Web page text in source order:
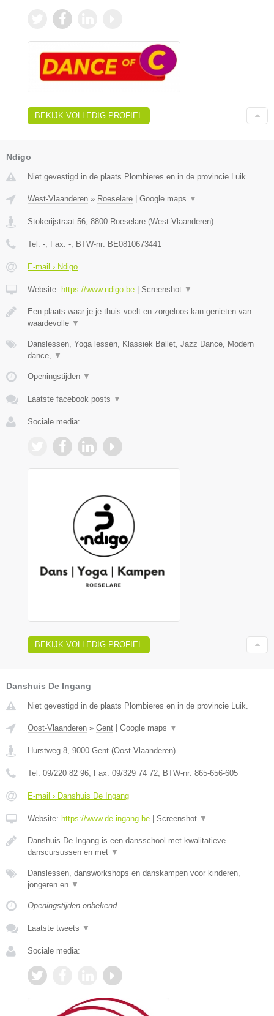
BEKIJK VOLLEDIG PROFIEL
Ndigo
Niet gevestigd in de plaats Plombieres en in de provincie Luik.
West-Vlaanderen » Roeselare Google maps ▼
Stokerijstraat 56 8800 Roeselare (West-Vlaanderen)
Tel: - , Fax: - , BTW-nr: BE0810673441
E-mail › Ndigo
Website: https://www.ndigo.be Screenshot ▼
Een plaats waar je je thuis voelt en zorgeloos kan genieten van
waardevolle ▼
Danslessen, Yoga lessen, Klassiek Ballet, Jazz Dance, Modern
dance,
▼
Openingstijden ▼
Laatste facebook posts ▼
Sociale media:
BEKIJK VOLLEDIG PROFIEL
Danshuis De Ingang
Niet gevestigd in de plaats Plombieres en in de provincie Luik.
Oost-Vlaanderen » Gent Google maps ▼
Hurstweg 8 9000 Gent (Oost-Vlaanderen)
Tel: 09/220 82 96 , Fax: 09/329 74 72 , BTW-nr: 865-656-605
E-mail › Danshuis De Ingang
Website: https://www.de-ingang.be Screenshot ▼
Danshuis De Ingang is een dansschool met kwalitatieve
danscursussen en met ▼
Danslessen, dansworkshops en danskampen voor kinderen,
jongeren en ▼
Openingstijden onbekend
Laatste tweets ▼
Sociale media: